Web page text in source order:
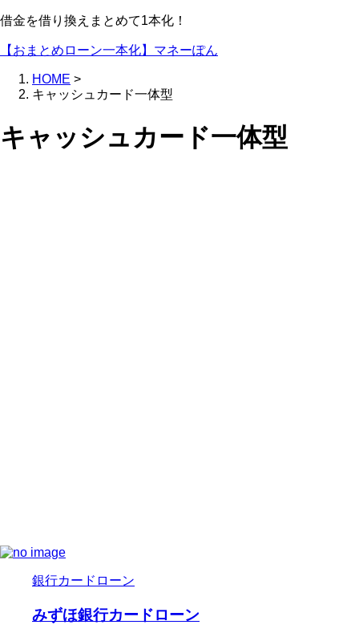
借金を借り換えまとめて1本化！
【おまとめローン一本化】マネーぽん
HOME >
キャッシュカード一体型
キャッシュカード一体型
銀行カードローン
みずほ銀行カードローン